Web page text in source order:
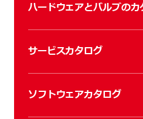
ハードウェアとバルブのカ
サービスカタログ
ソフトウェアカタログ